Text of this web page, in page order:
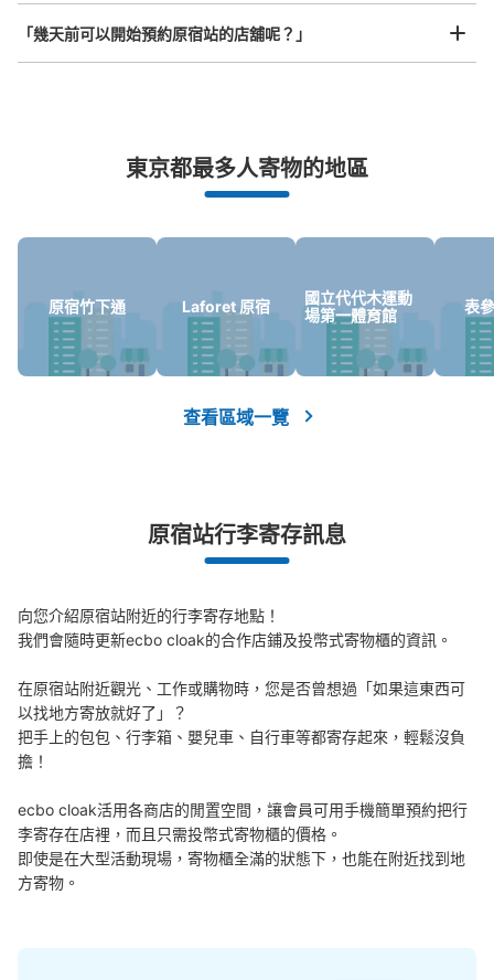
可保管的行李數
中等的
¥400
付款方式
現金, ICカード, QR決済
查看此投幣式儲物櫃的位置
原宿駅 改札内コインロッカー
从JR原宿駅站步行0分钟。
00:35
可保管的行李數
中等的
發生行李破損、被偷等狀況時安心有保障
「幾天前可以開始預約原宿站的店舖呢？」
東京都最多人寄物的地區
原宿竹下通 Laforet 原宿
國立代代木運動
場第一體育館
表
查看區域一覽
原宿站行李寄存訊息
向您介紹原宿站附近的行李寄存地點！
我們會隨時更新ecbo cloak的合作店鋪及投幣式寄物櫃的資訊。
在原宿站附近觀光、工作或購物時，您是否曾想過「如果這東西可
以找地方寄放就好了」？
把手上的包包、行李箱、嬰兒車、自行車等都寄存起來，輕鬆沒負
擔！
ecbo cloak活用各商店的閒置空間，讓會員可用手機簡單預約把行
李寄存在店裡，而且只需投幣式寄物櫃的價格。
即使是在大型活動現場，寄物櫃全滿的狀態下，也能在附近找到地
方寄物。